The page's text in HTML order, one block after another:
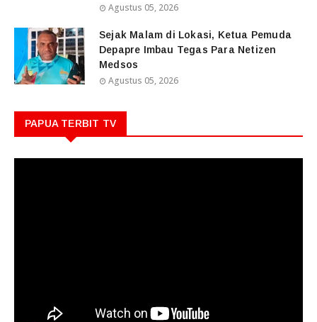
Agustus 05, 2026
Sejak Malam di Lokasi, Ketua Pemuda
Depapre Imbau Tegas Para Netizen
Medsos
Agustus 05, 2026
PAPUA TERBIT TV